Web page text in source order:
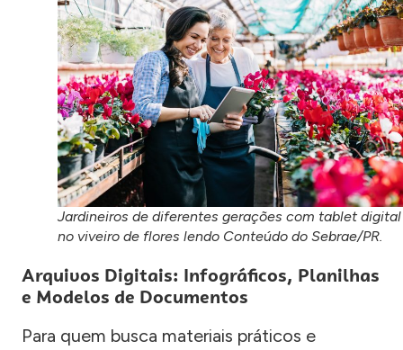
Jardineiros de diferentes gerações com tablet digital
no viveiro de flores lendo Conteúdo do Sebrae/PR.
Arquivos Digitais: Infográficos, Planilhas
e Modelos de Documentos
Para quem busca materiais práticos e